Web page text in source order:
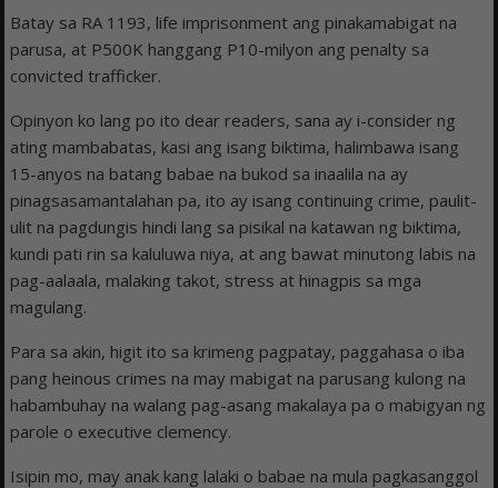
Batay sa RA 1193, life imprisonment ang pinakamabigat na
parusa, at P500K hanggang P10-milyon ang penalty sa
convicted trafficker.
Opinyon ko lang po ito dear readers, sana ay i-consider ng
ating mambabatas, kasi ang isang biktima, halimbawa isang
15-anyos na batang babae na bukod sa inaalila na ay
pinagsasamantalahan pa, ito ay isang continuing crime, paulit-
ulit na pagdungis hindi lang sa pisikal na katawan ng biktima,
kundi pati rin sa kaluluwa niya, at ang bawat minutong labis na
pag-aalaala, malaking takot, stress at hinagpis sa mga
magulang.
Para sa akin, higit ito sa krimeng pagpatay, paggahasa o iba
pang heinous crimes na may mabigat na parusang kulong na
habambuhay na walang pag-asang makalaya pa o mabigyan ng
parole o executive clemency.
Isipin mo, may anak kang lalaki o babae na mula pagkasanggol